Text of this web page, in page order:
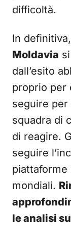
difficoltà.
In
Moldavia
dall’esito
proprio per
seguire per
squadra di
di reagire.
seguire
piattaforme
mondiali.
le analisi